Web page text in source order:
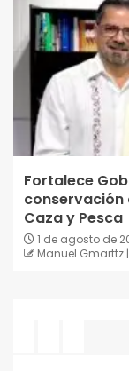
Fortalece
conservación
Caza y Pesca
1 de agosto de
Manuel Gmarttz